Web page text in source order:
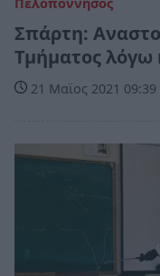
Σπάρτη:
Τμήματος λόγω
21 Μαϊος 2021 09:39